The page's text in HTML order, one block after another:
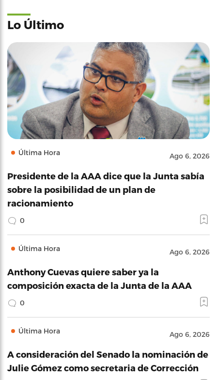
Lo Último
Última Hora Ago 6, 2026
Presidente de la AAA dice que la Junta sabía
sobre la posibilidad de un plan de
racionamiento
0
Última Hora Ago 6, 2026
Anthony Cuevas quiere saber ya la
composición exacta de la Junta de la AAA
0
Última Hora Ago 6, 2026
A consideración del Senado la nominación de
Julie Gómez como secretaria de Corrección